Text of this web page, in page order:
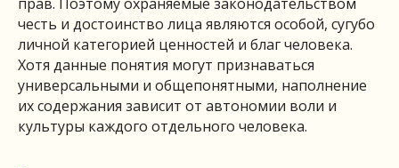
честь и достоинство лица являются особой, сугубо
личной категорией ценностей и благ человека.
Хотя данные понятия могут признаваться
универсальными и общепонятными, наполнение
их содержания зависит от автономии воли и
культуры каждого отдельного человека.